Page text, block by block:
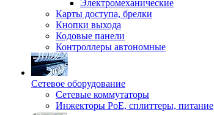
Электромеханические
Карты доступа, брелки
Кнопки выхода
Кодовые панели
Контроллеры автономные
Сетевое оборудование
Сетевые коммутаторы
Инжекторы РоЕ, сплиттеры, питание